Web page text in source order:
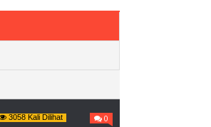
3058 Kali Dilihat 0